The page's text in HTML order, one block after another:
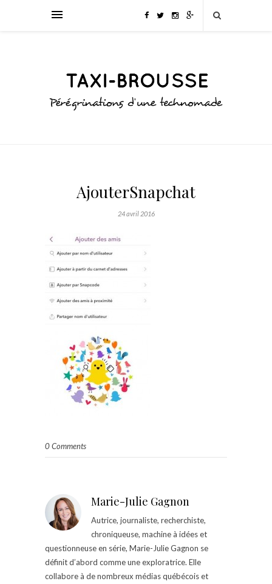
AjouterSnapchat
24 avril 2016
0 Comments
Marie-Julie Gagnon
Autrice, journaliste, recherchiste,
chroniqueuse, machine à idées et
questionneuse en série, Marie-Julie Gagnon se
définit d’abord comme une exploratrice. Elle
collabore à de nombreux médias québécois et